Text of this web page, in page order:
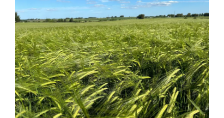
k
n